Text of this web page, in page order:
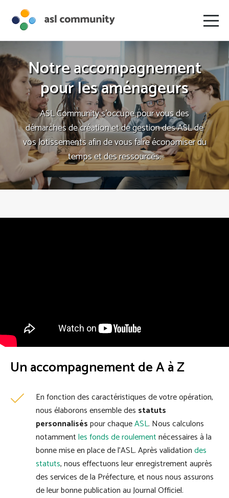
Notre accompagnement
pour les aménageurs
ASL Community s’occupe pour vous des
démarches de création et de gestion des ASL de
vos lotissements afin de vous faire économiser du
temps et des ressources.
Un accompagnement de A à Z
En fonction des caractéristiques de votre opération,
nous élaborons ensemble des statuts
personnaliséspour chaqueASL. Nous calculons
notammentles fonds de roulementnécessaires à la
bonne mise en place de l'ASL. Après validationdes
statuts, nous effectuons leur enregistrement auprès
des services de la Préfecture, et nous nous assurons
de leur bonne publication au Journal Officiel.